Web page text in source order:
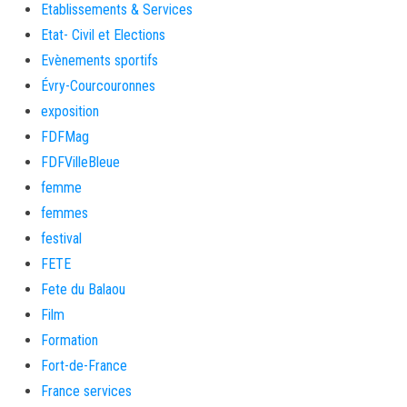
Etablissements & Services
Etat- Civil et Elections
Evènements sportifs
Évry-Courcouronnes
exposition
FDFMag
FDFVilleBleue
femme
femmes
festival
FETE
Fete du Balaou
Film
Formation
Fort-de-France
France services